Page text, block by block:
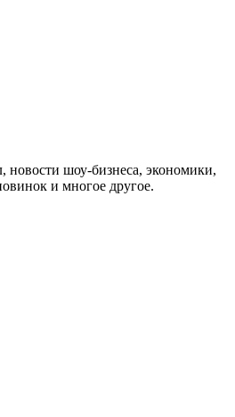
шоу-бизнеса, экономики,
и многое другое.